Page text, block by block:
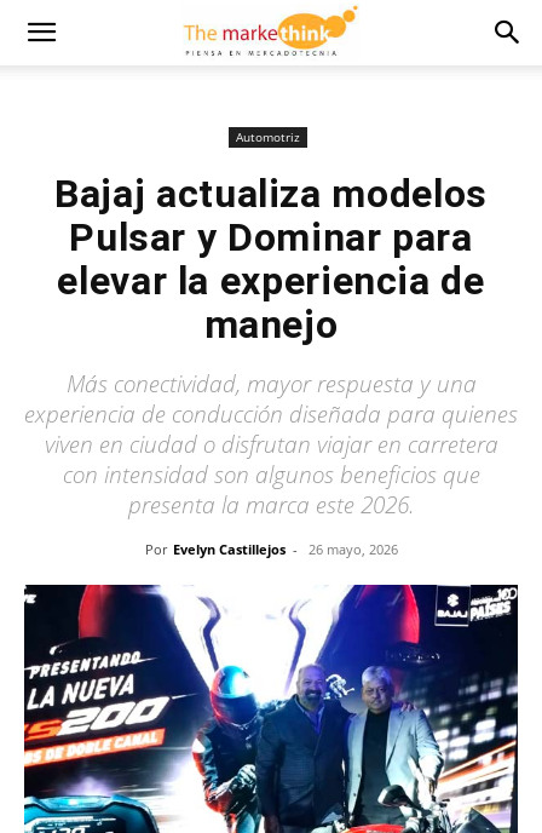
Automotriz
Bajaj actualiza modelos
Pulsar y Dominar para
elevar la experiencia de
manejo
Más conectividad, mayor respuesta y una
experiencia de conducción diseñada para quienes
viven en ciudad o disfrutan viajar en carretera
con intensidad son algunos beneficios que
presenta la marca este 2026.
Por Evelyn Castillejos - 26 mayo, 2026